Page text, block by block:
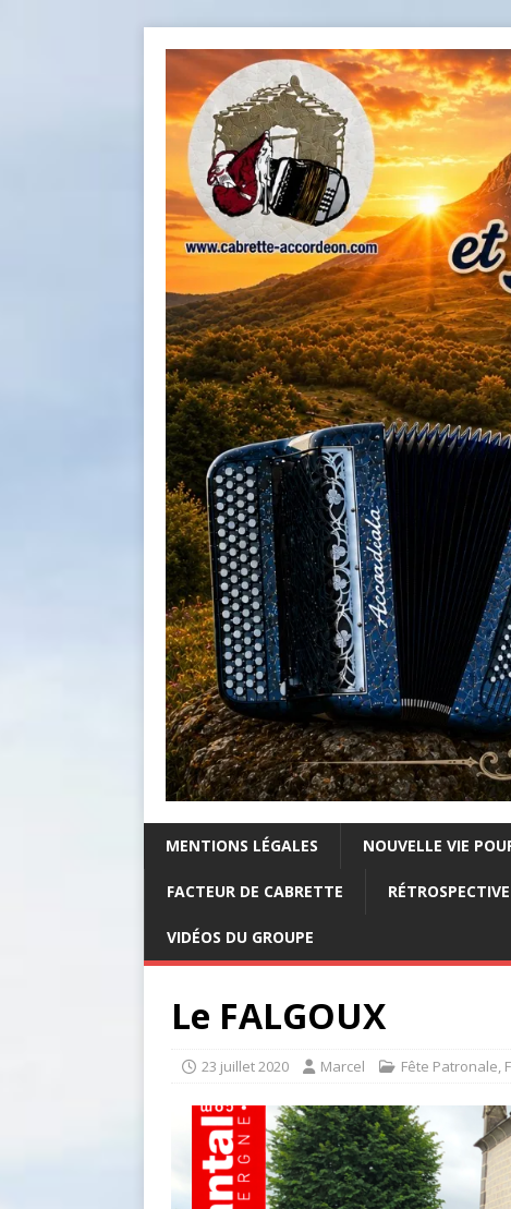
MENTIONS LÉGALES NOUVELLE VIE
FACTEUR DE CABRETTE
VIDÉOS DU GROUPE
Le FALGOUX
23 juillet 2020 Marcel Fête Patronale,